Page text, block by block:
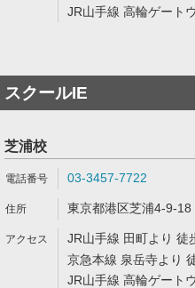
JR山手線 高輪ゲート
スクールIE
芝浦校
03-3457-7722
東京都港区芝浦4-9-
JR山手線 田町より 徒
京急本線 泉岳寺より
JR山手線 高輪ゲート